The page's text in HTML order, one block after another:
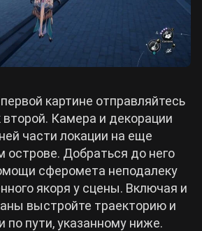
картине отправляйтесь
Камера и декорации
части локации на еще
острове. Добраться до него
сферомета неподалеку
якоря у сцены. Включая и
выстройте траекторию и
по пути, указанному ниже.